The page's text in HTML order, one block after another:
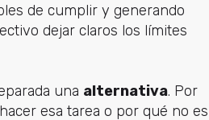
de cumplir y generando
dejar claros los límites
una alternativa. Por
esa tarea o por qué no es